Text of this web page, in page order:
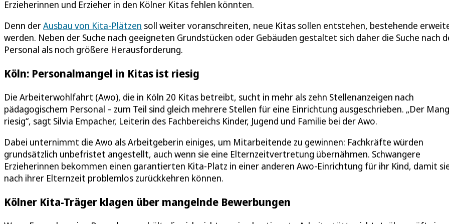
Erzieherinnen und Erzieher in den Kölner Kitas fehlen könnten.
Denn derAusbau von Kita-Plätzen soll weiter voranschreiten, neue Kitas sollen entstehen, bestehende
werden. Neben der Suche nach geeigneten Grundstücken oder Gebäuden gestaltet sich daher die Suche nach
Personal als noch größere Herausforderung.
Köln: Personalmangel in Kitas ist riesig
Die Arbeiterwohlfahrt (Awo), die in Köln 20 Kitas betreibt, sucht in mehr als zehn Stellenanzeigen nach
pädagogischem Personal – zum Teil sind gleich mehrere Stellen für eine Einrichtung ausgeschrieben. „Der
riesig“, sagt Silvia Empacher, Leiterin des Fachbereichs Kinder, Jugend und Familie bei der Awo.
Dabei unternimmt die Awo als Arbeitgeberin einiges, um Mitarbeitende zu gewinnen: Fachkräfte würden
grundsätzlich unbefristet angestellt, auch wenn sie eine Elternzeitvertretung übernähmen. Schwangere
Erzieherinnen bekommen einen garantierten Kita-Platz in einer anderen Awo-Einrichtung für ihr Kind, damit
nach ihrer Elternzeit problemlos zurückkehren können.
Kölner Kita-Träger klagen über mangelnde Bewerbungen